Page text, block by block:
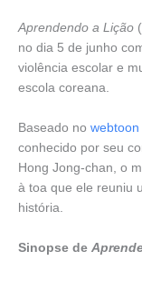
Aprendendo a Lição (
no dia 5 de junho
violência escolar e
escola coreana.
Baseado no webtoon
conhecido por seu
Hong Jong-chan, o
à toa que ele reuniu
história.
Sinopse de